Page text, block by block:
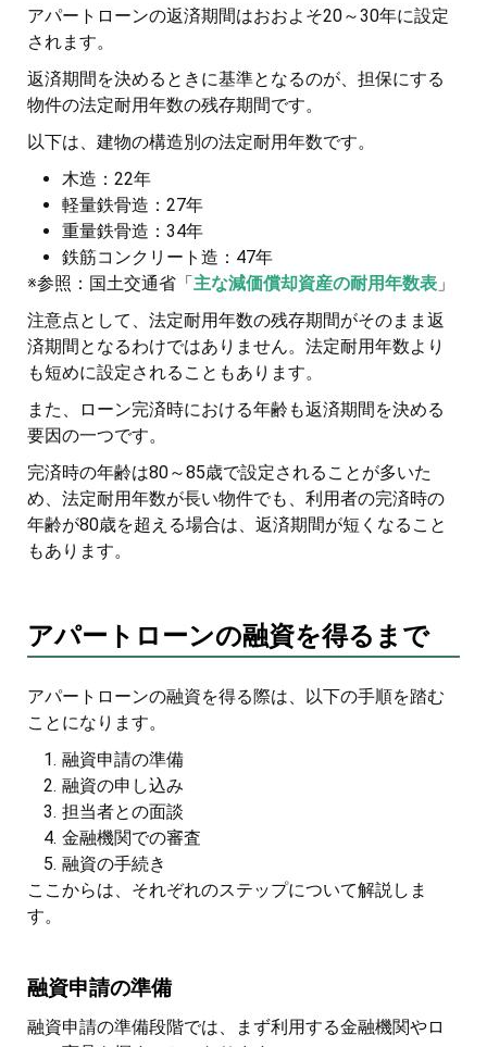
アパートローンの返済期間はおおよそ20～30年に設定
されます。
返済期間を決めるときに基準となるのが、担保にする
物件の法定耐用年数の残存期間です。
以下は、建物の構造別の法定耐用年数です。
木造：22年
軽量鉄骨造：27年
重量鉄骨造：34年
鉄筋コンクリート造：47年
※参照：国土交通省「主な減価償却資産の耐用年数表 」
注意点として、法定耐用年数の残存期間がそのまま返
済期間となるわけではありません。法定耐用年数より
も短めに設定されることもあります。
また、ローン完済時における年齢も返済期間を決める
要因の一つです。
完済時の年齢は80～85歳で設定されることが多いた
め、法定耐用年数が長い物件でも、利用者の完済時の
年齢が80歳を超える場合は、返済期間が短くなること
もあります。
アパートローンの融資を得るまで
アパートローンの融資を得る際は、以下の手順を踏む
ことになります。
融資申請の準備
融資の申し込み
担当者との面談
金融機関での審査
融資の手続き
ここからは、それぞれのステップについて解説しま
す。
融資申請の準備
融資申請の準備段階では、まず利用する金融機関やロ